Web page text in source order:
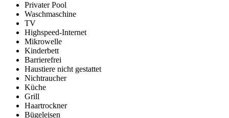
Privater Pool
Waschmaschine
TV
Highspeed-Internet
Mikrowelle
Kinderbett
Barrierefrei
Haustiere nicht gestattet
Nichtraucher
Küche
Grill
Haartrockner
Bügeleisen